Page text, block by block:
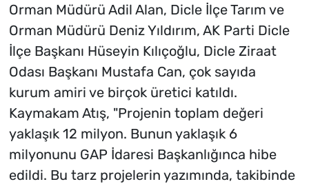
Orman Müdürü Adil Alan, Dicle İlçe Tarım ve
Orman Müdürü Deniz Yıldırım, AK Parti Dicle
İlçe Başkanı Hüseyin Kılıçoğlu, Dicle Ziraat
Odası Başkanı Mustafa Can, çok sayıda
kurum amiri ve birçok üretici katıldı.
Kaymakam Atış, "Projenin toplam değeri
yaklaşık 12 milyon. Bunun yaklaşık 6
milyonunu GAP İdaresi Başkanlığınca hibe
edildi. Bu tarz projelerin yazımında, takibinde